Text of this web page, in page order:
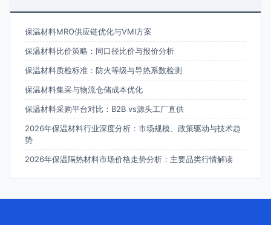
保温材料MRO供应链优化与VMI方案
保温材料比价策略：同口径比价与报价分析
保温材料质检标准：防火等级与导热系数检测
保温材料集采与物流仓储成本优化
保温材料采购平台对比：B2B vs源头工厂直供
2026年保温材料行业深度分析：市场规模、政策驱动与技术趋
势
2026年保温隔热材料市场价格走势分析：主要品类行情解读